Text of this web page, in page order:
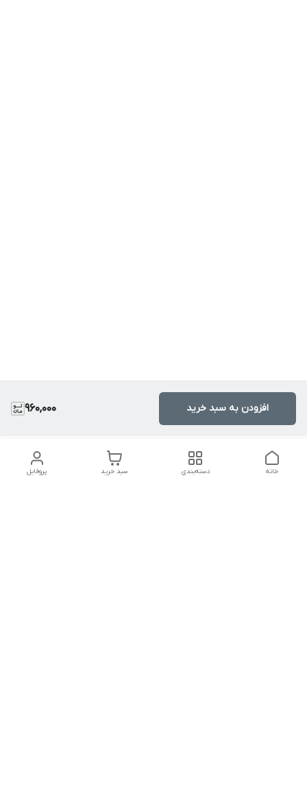
960,000 افزودن به سبد خرید
پروفایل سبد خرید دسته‌بندی خانه